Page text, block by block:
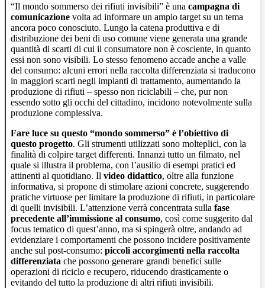
“Il mondo sommerso dei rifiuti invisibili” è una campagna di
comunicazione volta ad informare un ampio target su un tema
ancora poco conosciuto. Lungo la catena produttiva e di
distribuzione dei beni di uso comune viene generata una grande
quantità di scarti di cui il consumatore non è cosciente, in quanto
essi non sono visibili. Lo stesso fenomeno accade anche a valle
del consumo: alcuni errori nella raccolta differenziata si traducono
in maggiori scarti negli impianti di trattamento, aumentando la
produzione di rifiuti – spesso non riciclabili – che, pur non
essendo sotto gli occhi del cittadino, incidono notevolmente sulla
produzione complessiva.
Fare luce su questo “mondo sommerso” è l’obiettivo di
questo progetto. Gli strumenti utilizzati sono molteplici, con la
finalità di colpire target differenti. Innanzi tutto un filmato, nel
quale si illustra il problema, con l’ausilio di esempi pratici ed
attinenti al quotidiano. Il video didattico, oltre alla funzione
informativa, si propone di stimolare azioni concrete, suggerendo
pratiche virtuose per limitare la produzione di rifiuti, in particolare
di quelli invisibili. L’attenzione verrà concentrata sulla fase
precedente all’immissione al consumo, così come suggerito dal
focus tematico di quest’anno, ma si spingerà oltre, andando ad
evidenziare i comportamenti che possono incidere positivamente
anche sul post-consumo: piccoli accorgimenti nella raccolta
differenziata che possono generare grandi benefici sulle
operazioni di riciclo e recupero, riducendo drasticamente o
evitando del tutto la produzione di altri rifiuti invisibili.